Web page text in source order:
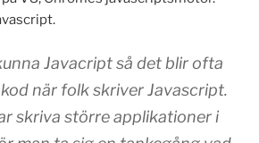
Javacript så det blir ofta
när folk skriver Javascript.
skriva större applikationer i